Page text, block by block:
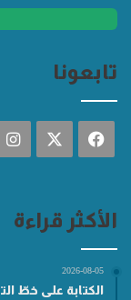
تابعونا
فيسبوك
الأكثر قراءة
2026-08-05
الكتابة على خطّ